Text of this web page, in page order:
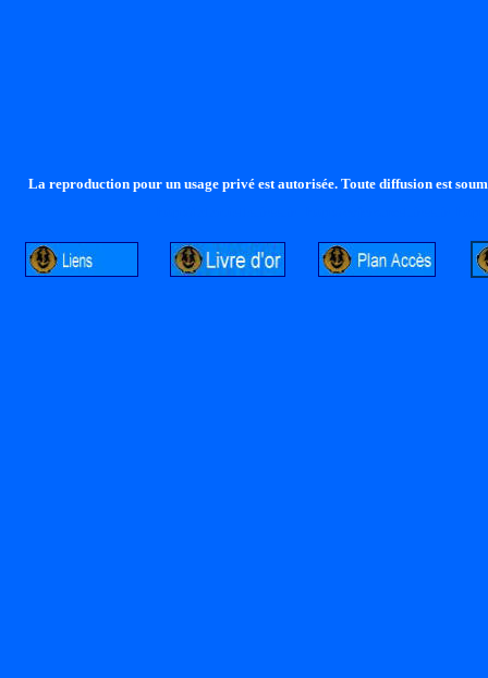
La reproduction pour un usage privé est autorisée. Toute diffusion est